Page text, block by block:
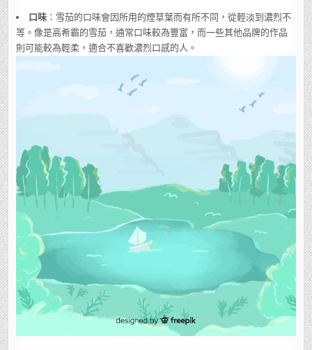
口味 ：雪茄的口味會因所用的煙草葉而有所不同，從輕淡到濃烈不
等。像是高希霸的雪茄，通常口味較為豐富，而一些其他品牌的作品
則可能較為輕柔，適合不喜歡濃烈口感的人。